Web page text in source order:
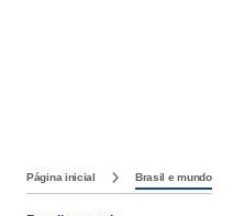
Página inicial Brasil e mundo